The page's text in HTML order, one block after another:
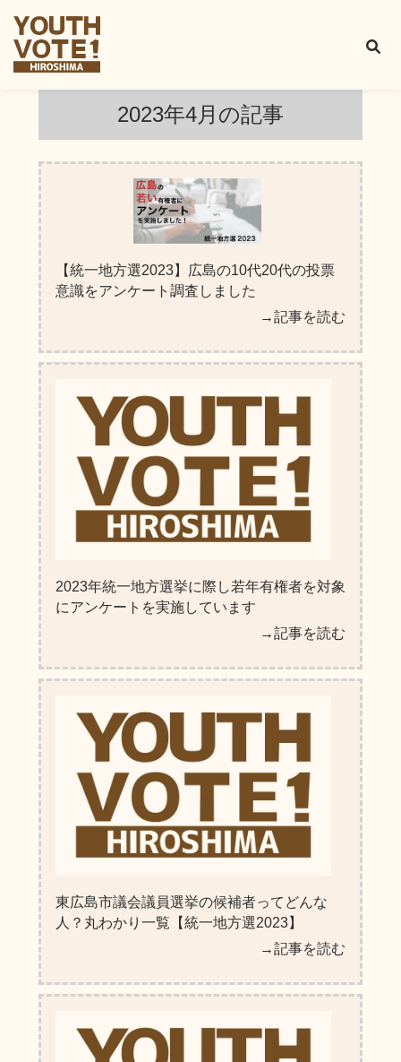
2023年4月 の記事
【統一地方選2023】広島の10代20代の投票
意識をアンケート調査しました
→記事を読む
2023年統一地方選挙に際し若年有権者を対象
にアンケートを実施しています
→記事を読む
東広島市議会議員選挙の候補者ってどんな
人？丸わかり一覧【統一地方選2023】
→記事を読む